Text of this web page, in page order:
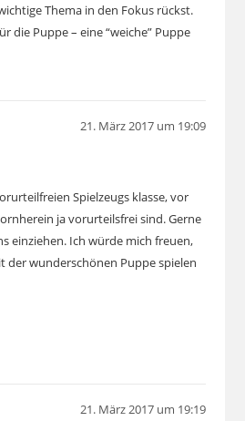
Thema in den Fokus rückst.
die Puppe – eine “weiche” Puppe
21. März 2017 um 19:09
Spielzeugs klasse, vor
ja vorurteilsfrei sind. Gerne
einziehen. Ich würde mich freuen,
der wunderschönen Puppe spielen
21. März 2017 um 19:19